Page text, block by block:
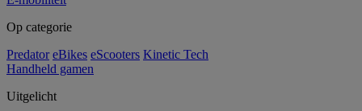
Op categorie
Predator eBikes eScooters Kinetic Tech
Handheld gamen
Uitgelicht